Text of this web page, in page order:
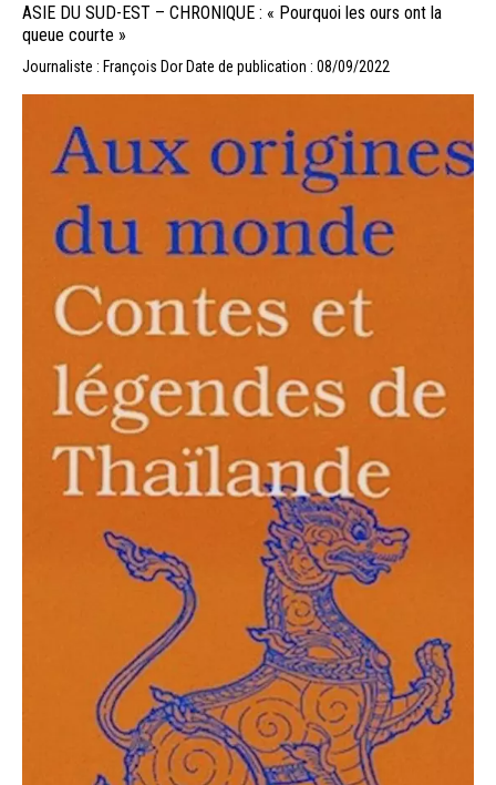
ASIE DU SUD-EST – CHRONIQUE : « Pourquoi les ours ont la
queue courte »
Journaliste : François Dor Date de publication : 08/09/2022